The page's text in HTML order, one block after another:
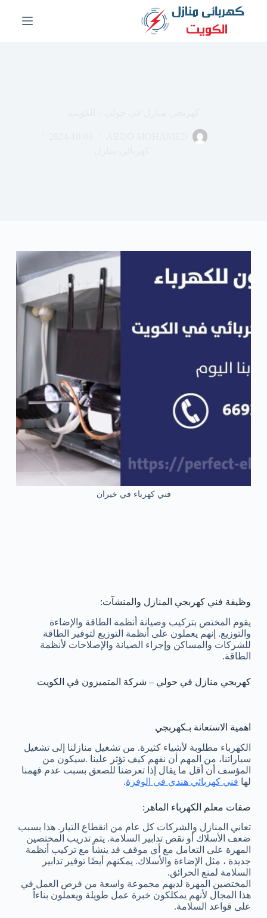
فني كهرباء في خيران
وظيفة فني كهربجي المنازل والمنشآت:
يقوم المختص بتركيب وصيانة أنظمة الطاقة والإضاءة
والتوزيع. إنهم يعملون على أنظمة التوزيع لتوفير الطاقة
للشركات والمساكن وإجراء الصيانة والإصلاحات لأنظمة
الطاقة.
كهربجي منازل في حولي – شركة المتميزون في الكويت
اهمية الاستعانة بـكهربجي
الكهرباء مطلوبة لأشياء كثيرة. من تشغيل منازلنا إلى تشغيل
سياراتنا، من المهم أن نفهم كيف تؤثر علينا .سيكون من
المؤسف أن أقل ما يقال إذا تعرضنا للصعق بسبب عدم فهمنا
لها فني كهربائي هندي في الوفرة.
صفات معلم الكهرباء الماهر:
تعاني المنازل والشركات كل عام من انقطاع التيار. هذا بسبب
ضعف الأسلاك أو نقص تدابير السلامة. يتم تدريب المختصين
المهرة على التعامل مع أي موقف قد ينشأ مع تركيب أنظمة
جديدة ، مثل الإضاءة والأسلاك. يمكنهم أيضًا توفير تدابير
السلامة لمنع الحرائق.
المختصين المهرة لديهم مجموعة واسعة من فرص العمل في
هذا المجال لأنهم يمكلكون خبرة عمل طويلة ويعملون بناءاً
على قواعد السلامة.